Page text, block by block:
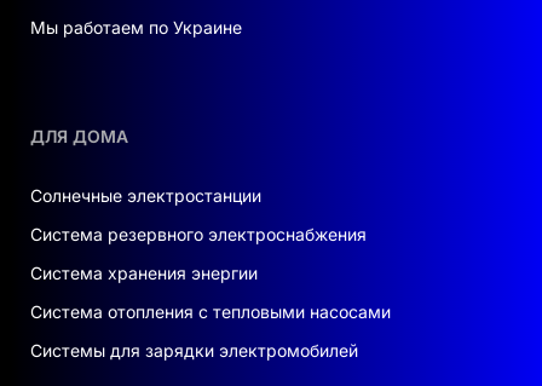
Мы работаем по Украине
ДЛЯ ДОМА
Солнечные электростанции
Система резервного электроснабжения
Система хранения энергии
Система отопления с тепловыми насосами
Системы для зарядки электромобилей